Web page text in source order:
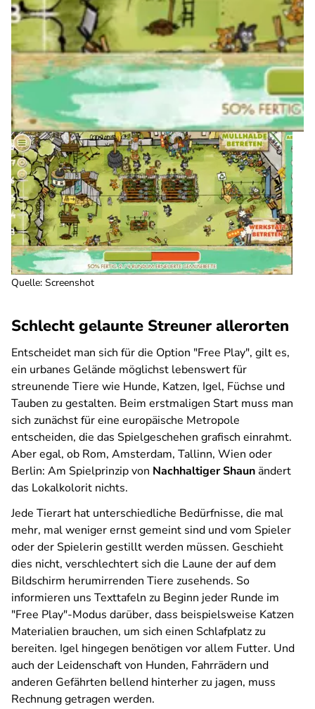
Quelle: Screenshot
Schlecht gelaunte Streuner allerorten
Entscheidet man sich für die Option "Free Play", gilt es,
ein urbanes Gelände möglichst lebenswert für
streunende Tiere wie Hunde, Katzen, Igel, Füchse und
Tauben zu gestalten. Beim erstmaligen Start muss man
sich zunächst für eine europäische Metropole
entscheiden, die das Spielgeschehen grafisch einrahmt.
Aber egal, ob Rom, Amsterdam, Tallinn, Wien oder
Berlin: Am Spielprinzip von Nachhaltiger Shaunändert
das Lokalkolorit nichts.
Jede Tierart hat unterschiedliche Bedürfnisse, die mal
mehr, mal weniger ernst gemeint sind und vom Spieler
oder der Spielerin gestillt werden müssen. Geschieht
dies nicht, verschlechtert sich die Laune der auf dem
Bildschirm herumirrenden Tiere zusehends. So
informieren uns Texttafeln zu Beginn jeder Runde im
"Free Play"-Modus darüber, dass beispielsweise Katzen
Materialien brauchen, um sich einen Schlafplatz zu
bereiten. Igel hingegen benötigen vor allem Futter. Und
auch der Leidenschaft von Hunden, Fahrrädern und
anderen Gefährten bellend hinterher zu jagen, muss
Rechnung getragen werden.